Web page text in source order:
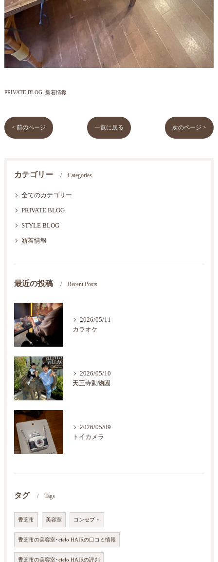
PRIVATE BLOG 新着情報
< 前のページ 一覧に戻る 次のページ >
カテゴリー Categories
全てのカテゴリー
PRIVATE BLOG
STYLE BLOG
新着情報
最近の投稿 Recent Posts
2026/05/11
カラオケ
2026/05/10
天王寺動物園
2026/05/09
トイカメラ
タグ Tags
香芝市 美容室 コンセプト
香芝市の美容室･cielo HAIRの口コミ情報
香芝市の美容室･cielo HAIRの評判